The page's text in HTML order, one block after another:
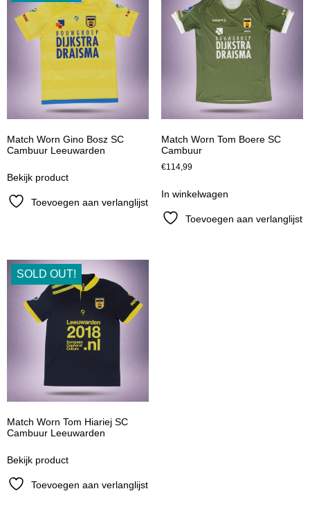
Match Worn Gino Bosz SC
Cambuur Leeuwarden
Bekijk product
Toevoegen aan verlanglijst
Match Worn Tom Boere SC
Cambuur
€114,99
In winkelwagen
Toevoegen aan verlanglijst
SOLD OUT!
Match Worn Tom Hiariej SC
Cambuur Leeuwarden
Bekijk product
Toevoegen aan verlanglijst